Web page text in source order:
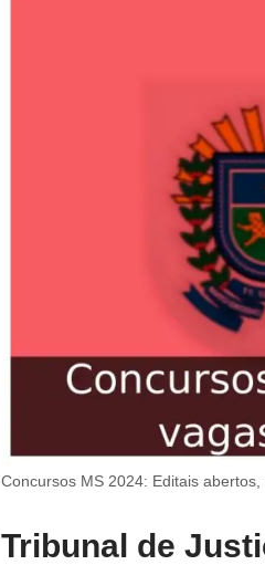
Concursos MS 2024: Editais
Tribunal de